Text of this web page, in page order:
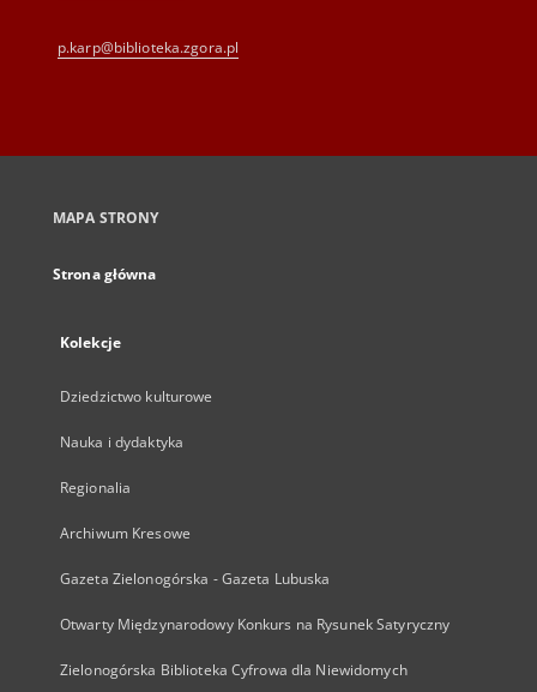
p.karp@biblioteka.zgora.pl
MAPA STRONY
Strona główna
Kolekcje
Dziedzictwo kulturowe
Nauka i dydaktyka
Regionalia
Archiwum Kresowe
Gazeta Zielonogórska - Gazeta Lubuska
Otwarty Międzynarodowy Konkurs na Rysunek Satyryczny
Zielonogórska Biblioteka Cyfrowa dla Niewidomych